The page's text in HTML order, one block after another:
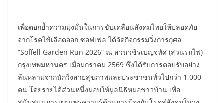
​เพื่อตอกย้ำความมุ่งมั่นในการขับเคลื่อนสังคมไทยให้ปลอดภัย
จากโรคไข้เลือดออก ซอฟเฟล ได้จัดกิจกรรมวิ่งการกุศล
“Soffell Garden Run 2026” ณ สวนวชิรเบญจทัศ (สวนรถไฟ)
กรุงเทพมหานคร เมื่อมกราคม 2569 ซึ่งได้รับการตอบรับอย่าง
ล้นหลามจากนักวิ่งสายสุขภาพและประชาชนทั่วไปกว่า 1,000
คน โดยรายได้ส่วนหนึ่งมอบให้มูลนิธิหมอชาวบ้าน เพื่อ